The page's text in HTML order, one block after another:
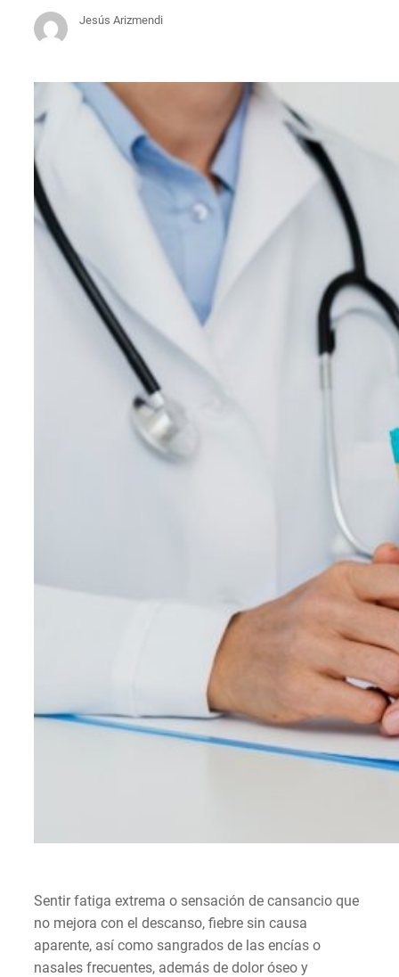
Jesús Arizmendi
Sentir fatiga extrema o sensación de cansancio que
no mejora con el descanso, fiebre sin causa
aparente, así como sangrados de las encías o
nasales frecuentes, además de dolor óseo y